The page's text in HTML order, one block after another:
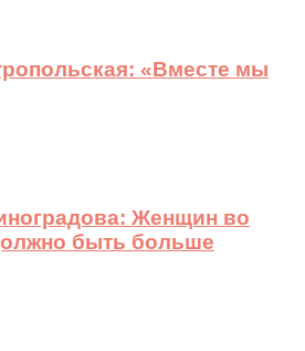
«Вместе мы
Женщин во
быть больше